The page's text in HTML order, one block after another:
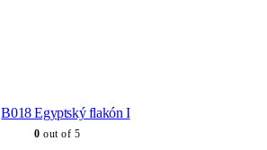
B018 Egyptský flakón I
0 out of 5